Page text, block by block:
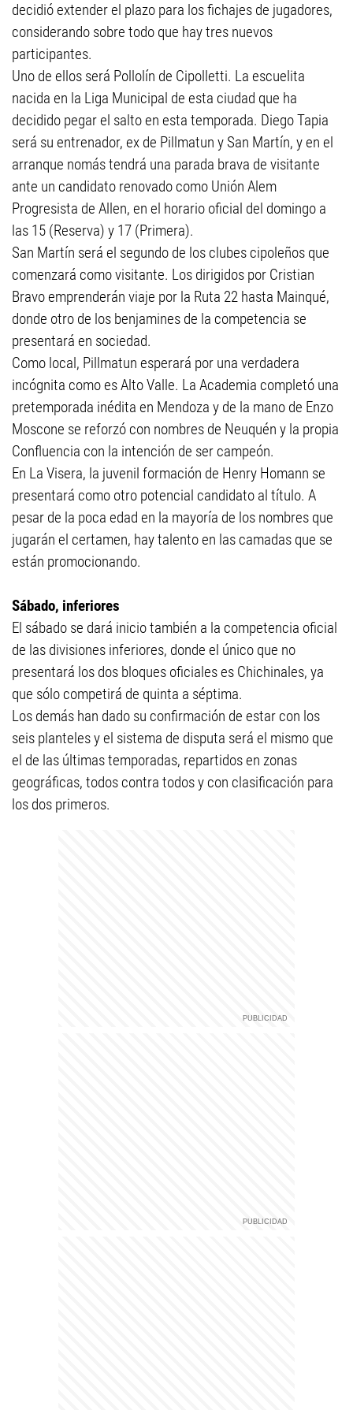
decidió extender el plazo para los fichajes de jugadores,
considerando sobre todo que hay tres nuevos
participantes.
Uno de ellos será Pollolín de Cipolletti. La escuelita
nacida en la Liga Municipal de esta ciudad que ha
decidido pegar el salto en esta temporada. Diego Tapia
será su entrenador, ex de Pillmatun y San Martín, y en el
arranque nomás tendrá una parada brava de visitante
ante un candidato renovado como Unión Alem
Progresista de Allen, en el horario oficial del domingo a
las 15 (Reserva) y 17 (Primera).
San Martín será el segundo de los clubes cipoleños que
comenzará como visitante. Los dirigidos por Cristian
Bravo emprenderán viaje por la Ruta 22 hasta Mainqué,
donde otro de los benjamines de la competencia se
presentará en sociedad.
Como local, Pillmatun esperará por una verdadera
incógnita como es Alto Valle. La Academia completó una
pretemporada inédita en Mendoza y de la mano de Enzo
Moscone se reforzó con nombres de Neuquén y la propia
Confluencia con la intención de ser campeón.
En La Visera, la juvenil formación de Henry Homann se
presentará como otro potencial candidato al título. A
pesar de la poca edad en la mayoría de los nombres que
jugarán el certamen, hay talento en las camadas que se
están promocionando.
Sábado, inferiores
El sábado se dará inicio también a la competencia oficial
de las divisiones inferiores, donde el único que no
presentará los dos bloques oficiales es Chichinales, ya
que sólo competirá de quinta a séptima.
Los demás han dado su confirmación de estar con los
seis planteles y el sistema de disputa será el mismo que
el de las últimas temporadas, repartidos en zonas
geográficas, todos contra todos y con clasificación para
los dos primeros.